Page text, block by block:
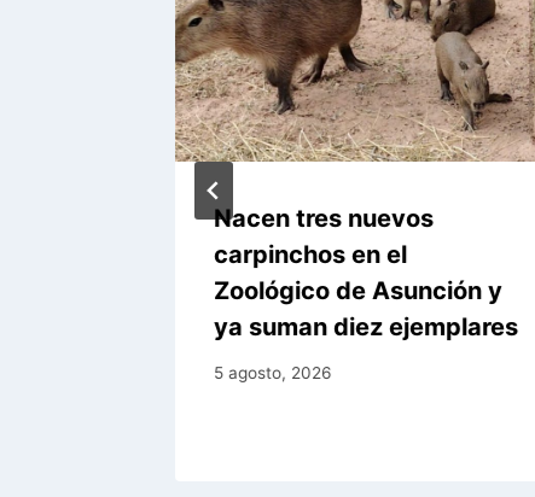
Nacen tres nuevos
carpinchos en el
Zoológico de Asunción y
ya suman diez ejemplares
5 agosto, 2026